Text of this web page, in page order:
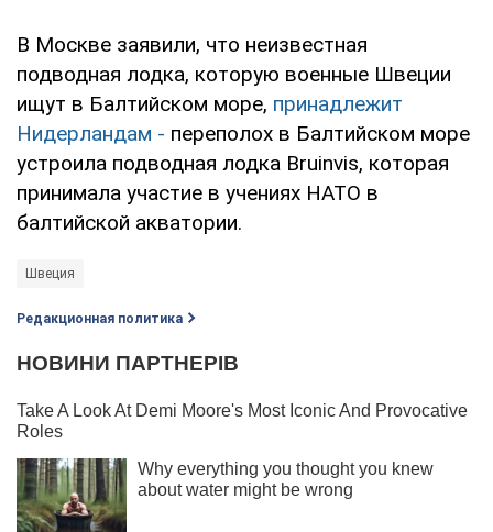
В Москве заявили, что неизвестная
подводная лодка, которую военные Швеции
ищут в Балтийском море, принадлежит
Нидерландам - переполох в Балтийском море
устроила подводная лодка Bruinvis, которая
принимала участие в учениях НАТО в
балтийской акватории.
Швеция
Редакционная политика